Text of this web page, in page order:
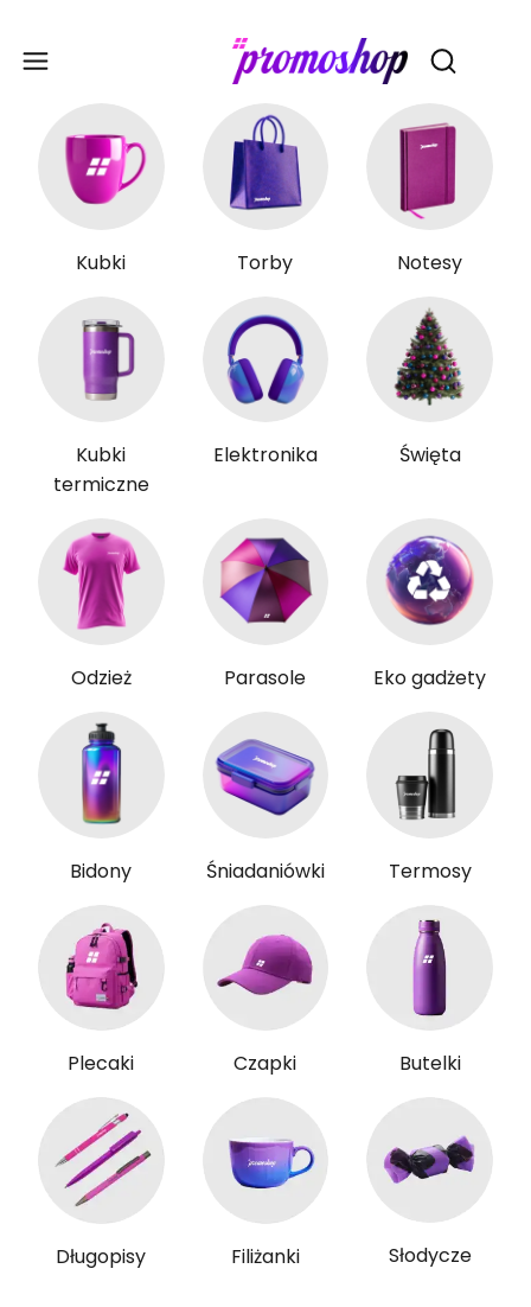
Otwórz
Kubki Torby Notesy
Kubki
termiczne
Elektronika Święta
Odzież Parasole Eko gadżety
Bidony Śniadaniówki Termosy
Plecaki Czapki Butelki
Długopisy Filiżanki Słodycze